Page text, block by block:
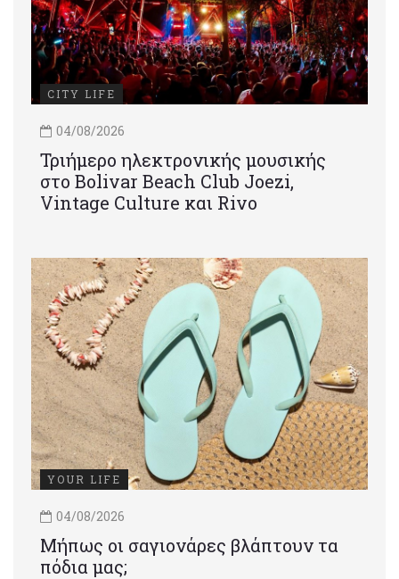
CITY LIFE
04/08/2026
Τριήμερο ηλεκτρονικής μουσικής
στο Bolivar Beach Club Joezi,
Vintage Culture και Rivo
YOUR LIFE
04/08/2026
Μήπως οι σαγιονάρες βλάπτουν τα
πόδια μας;